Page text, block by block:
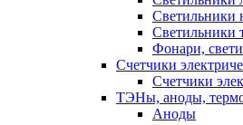
Светильники
Светильники
Фонари,
Счетчики
Счетчики
ТЭНы, аноды,
Аноды